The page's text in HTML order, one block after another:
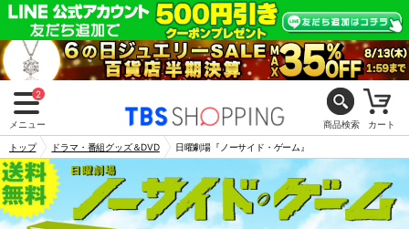
2
メニュー 商品検索 カート
トップ ドラマ・番組グッズ＆DVD 日曜劇場『ノーサイド・ゲーム』